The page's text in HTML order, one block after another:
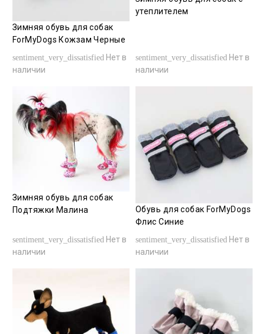
Зимняя обувь для собак
ForMyDogs Кожзам Черные
sentiment_very_dissatisfied Нет в
наличии
утеплителем
sentiment_very_dissatisfied Нет в
наличии
Зимняя обувь для собак
Подтяжки Малина
sentiment_very_dissatisfied Нет в
наличии
Обувь для собак ForMyDogs
Флис Синие
sentiment_very_dissatisfied Нет в
наличии